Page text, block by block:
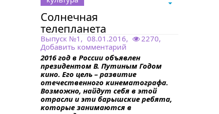
Солнечная
телепланета
Выпуск №1 , 08.01.2016,
2270,
Добавить комментарий
2016 год в России объявлен
президентом В. Путиным Годом
кино. Его цель – развитие
отечественного кинематографа.
Возможно, найдут себя в этой
отрасли и эти барышские ребята,
которые занимаются в